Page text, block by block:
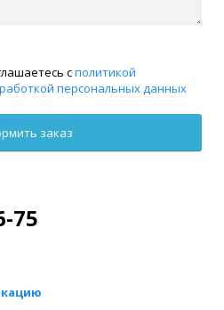
сполитикой
персональных данных
75